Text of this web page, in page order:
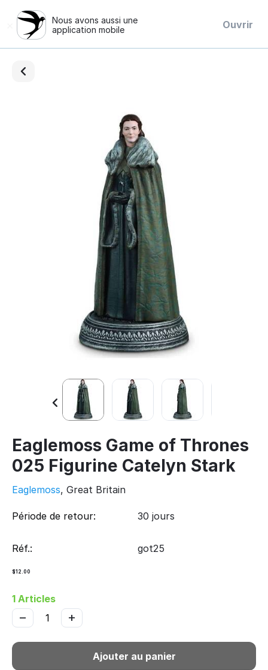
Nous avons aussi une
application mobile
Ouvrir
Eaglemoss Game of Thrones
025 Figurine Catelyn Stark
Eaglemoss, Great Britain
Période de retour: 30 jours
Réf.: got25
$12.00
1 Articles
+
−
Ajouter au panier